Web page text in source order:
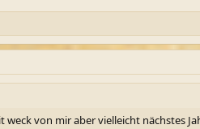
von mir aber vielleicht nächstes